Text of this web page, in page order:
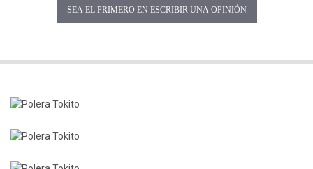
SEA EL PRIMERO EN ESCRIBIR UNA OPINIÓN